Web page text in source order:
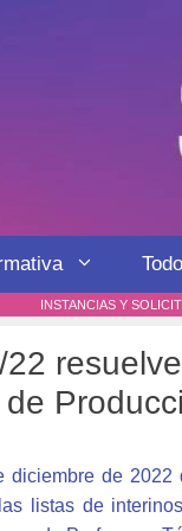
INSTANCIAS Y
diciembre de
listas de